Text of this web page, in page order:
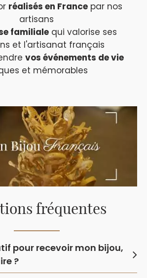
fréquentes
pour recevoir mon bijou,
?
réalisés en France par nos
artisans
familiale qui valorise ses
et l'artisanat français
vos événements de vie
et mémorables